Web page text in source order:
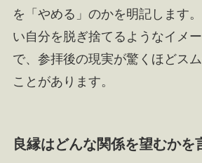
を「やめる」のかを明記します
い自分を脱ぎ捨てるようなイメ
で、参拝後の現実が驚くほどス
ことがあります。
良縁はどんな関係を望むかを